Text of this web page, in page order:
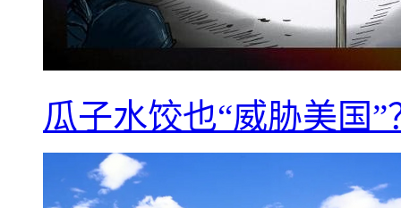
瓜子水饺也“威胁美国”